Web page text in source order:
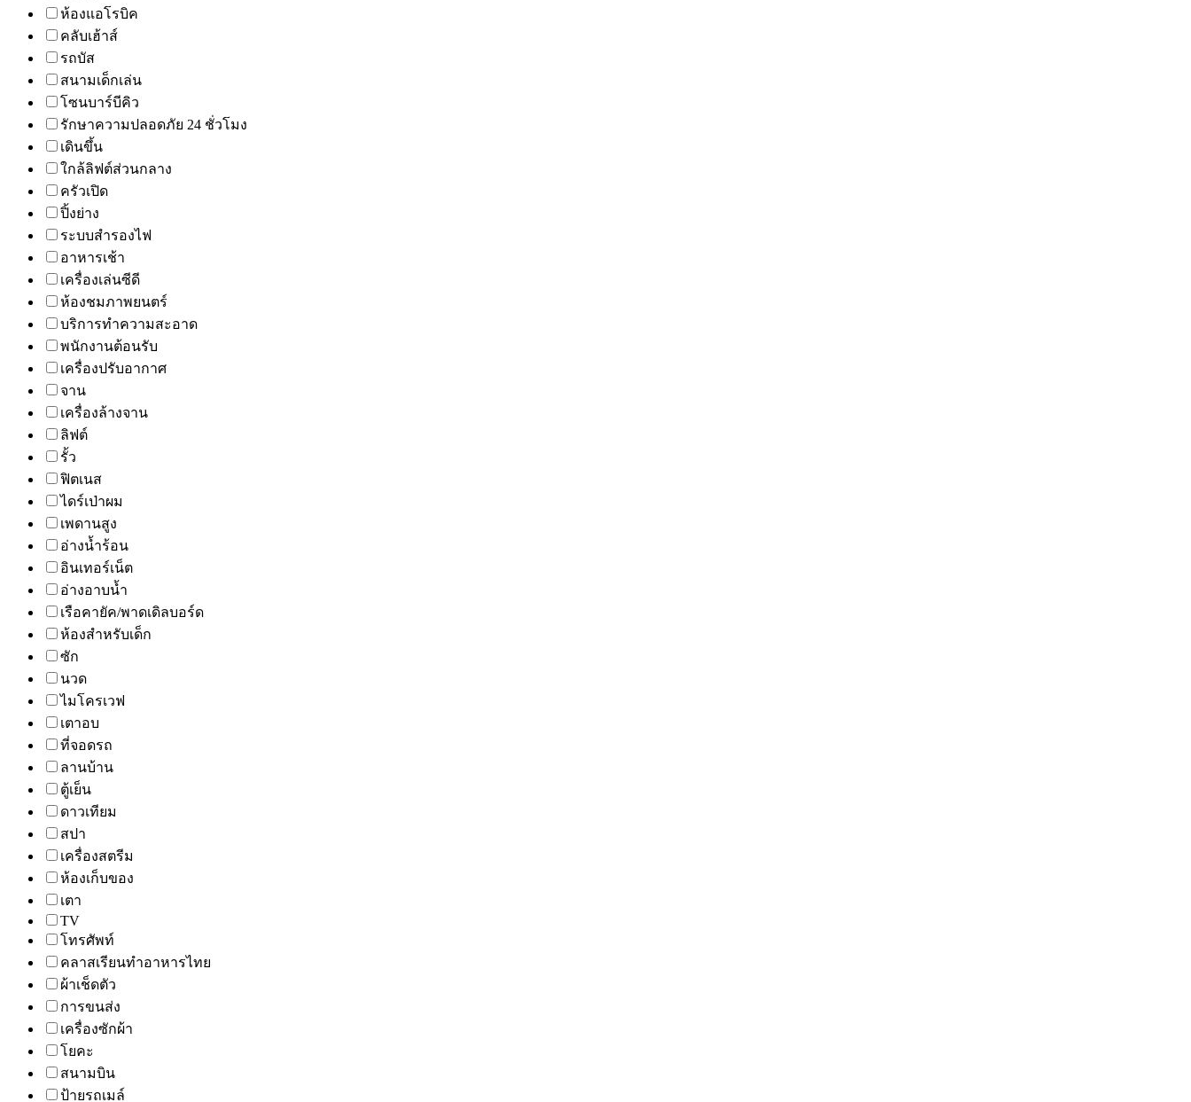
ห้องแอโรบิค
คลับเฮ้าส์
รถบัส
สนามเด็กเล่น
โซนบาร์บีคิว
รักษาความปลอดภัย 24 ชั่วโมง
เดินขึ้น
ใกล้ลิฟต์ส่วนกลาง
ครัวเปิด
ปิ้งย่าง
ระบบสำรองไฟ
อาหารเช้า
เครื่องเล่นซีดี
ห้องชมภาพยนตร์
บริการทำความสะอาด
พนักงานต้อนรับ
เครื่องปรับอากาศ
จาน
เครื่องล้างจาน
ลิฟต์
รั้ว
ฟิตเนส
ไดร์เป่าผม
เพดานสูง
อ่างน้ำร้อน
อินเทอร์เน็ต
อ่างอาบน้ำ
เรือคายัค/พาดเดิลบอร์ด
ห้องสำหรับเด็ก
ซัก
นวด
ไมโครเวฟ
เตาอบ
ที่จอดรถ
ลานบ้าน
ตู้เย็น
ดาวเทียม
สปา
เครื่องสตรีม
ห้องเก็บของ
เตา
TV
โทรศัพท์
คลาสเรียนทำอาหารไทย
ผ้าเช็ดตัว
การขนส่ง
เครื่องซักผ้า
โยคะ
สนามบิน
ป้ายรถเมล์